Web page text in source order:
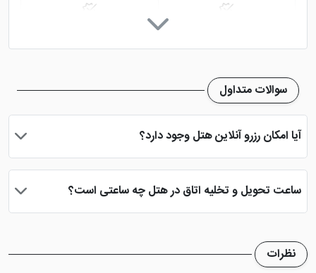
سوالات متداول
آیا امکان رزرو آنلاین هتل وجود دارد؟
بله، با انتخاب تاریخ ورود و خروج، نوع اتاق و تعداد نفرات می توانید
دریافت نمایید.
ساعت تحویل و تخلیه اتاق در هتل چه ساعتی است؟
ساعت تحویل اتاق ساعت 2 بعد از ظهر و ساعت تخلیه اتاق 12 ظهر
نظرات